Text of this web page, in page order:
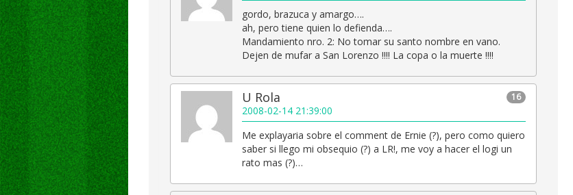
gordo, brazuca y amargo….
ah, pero tiene quien lo defienda….
Mandamiento nro. 2: No tomar su santo nombre en vano.
Dejen de mufar a San Lorenzo !!!! La copa o la muerte !!!!
16
U Rola
2008-02-14 21:39:00
Me explayaria sobre el comment de Ernie (?), pero como quiero
saber si llego mi obsequio (?) a LR!, me voy a hacer el logi un
rato mas (?)…